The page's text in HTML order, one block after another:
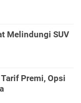
Melindungi SUV
Premi, Opsi